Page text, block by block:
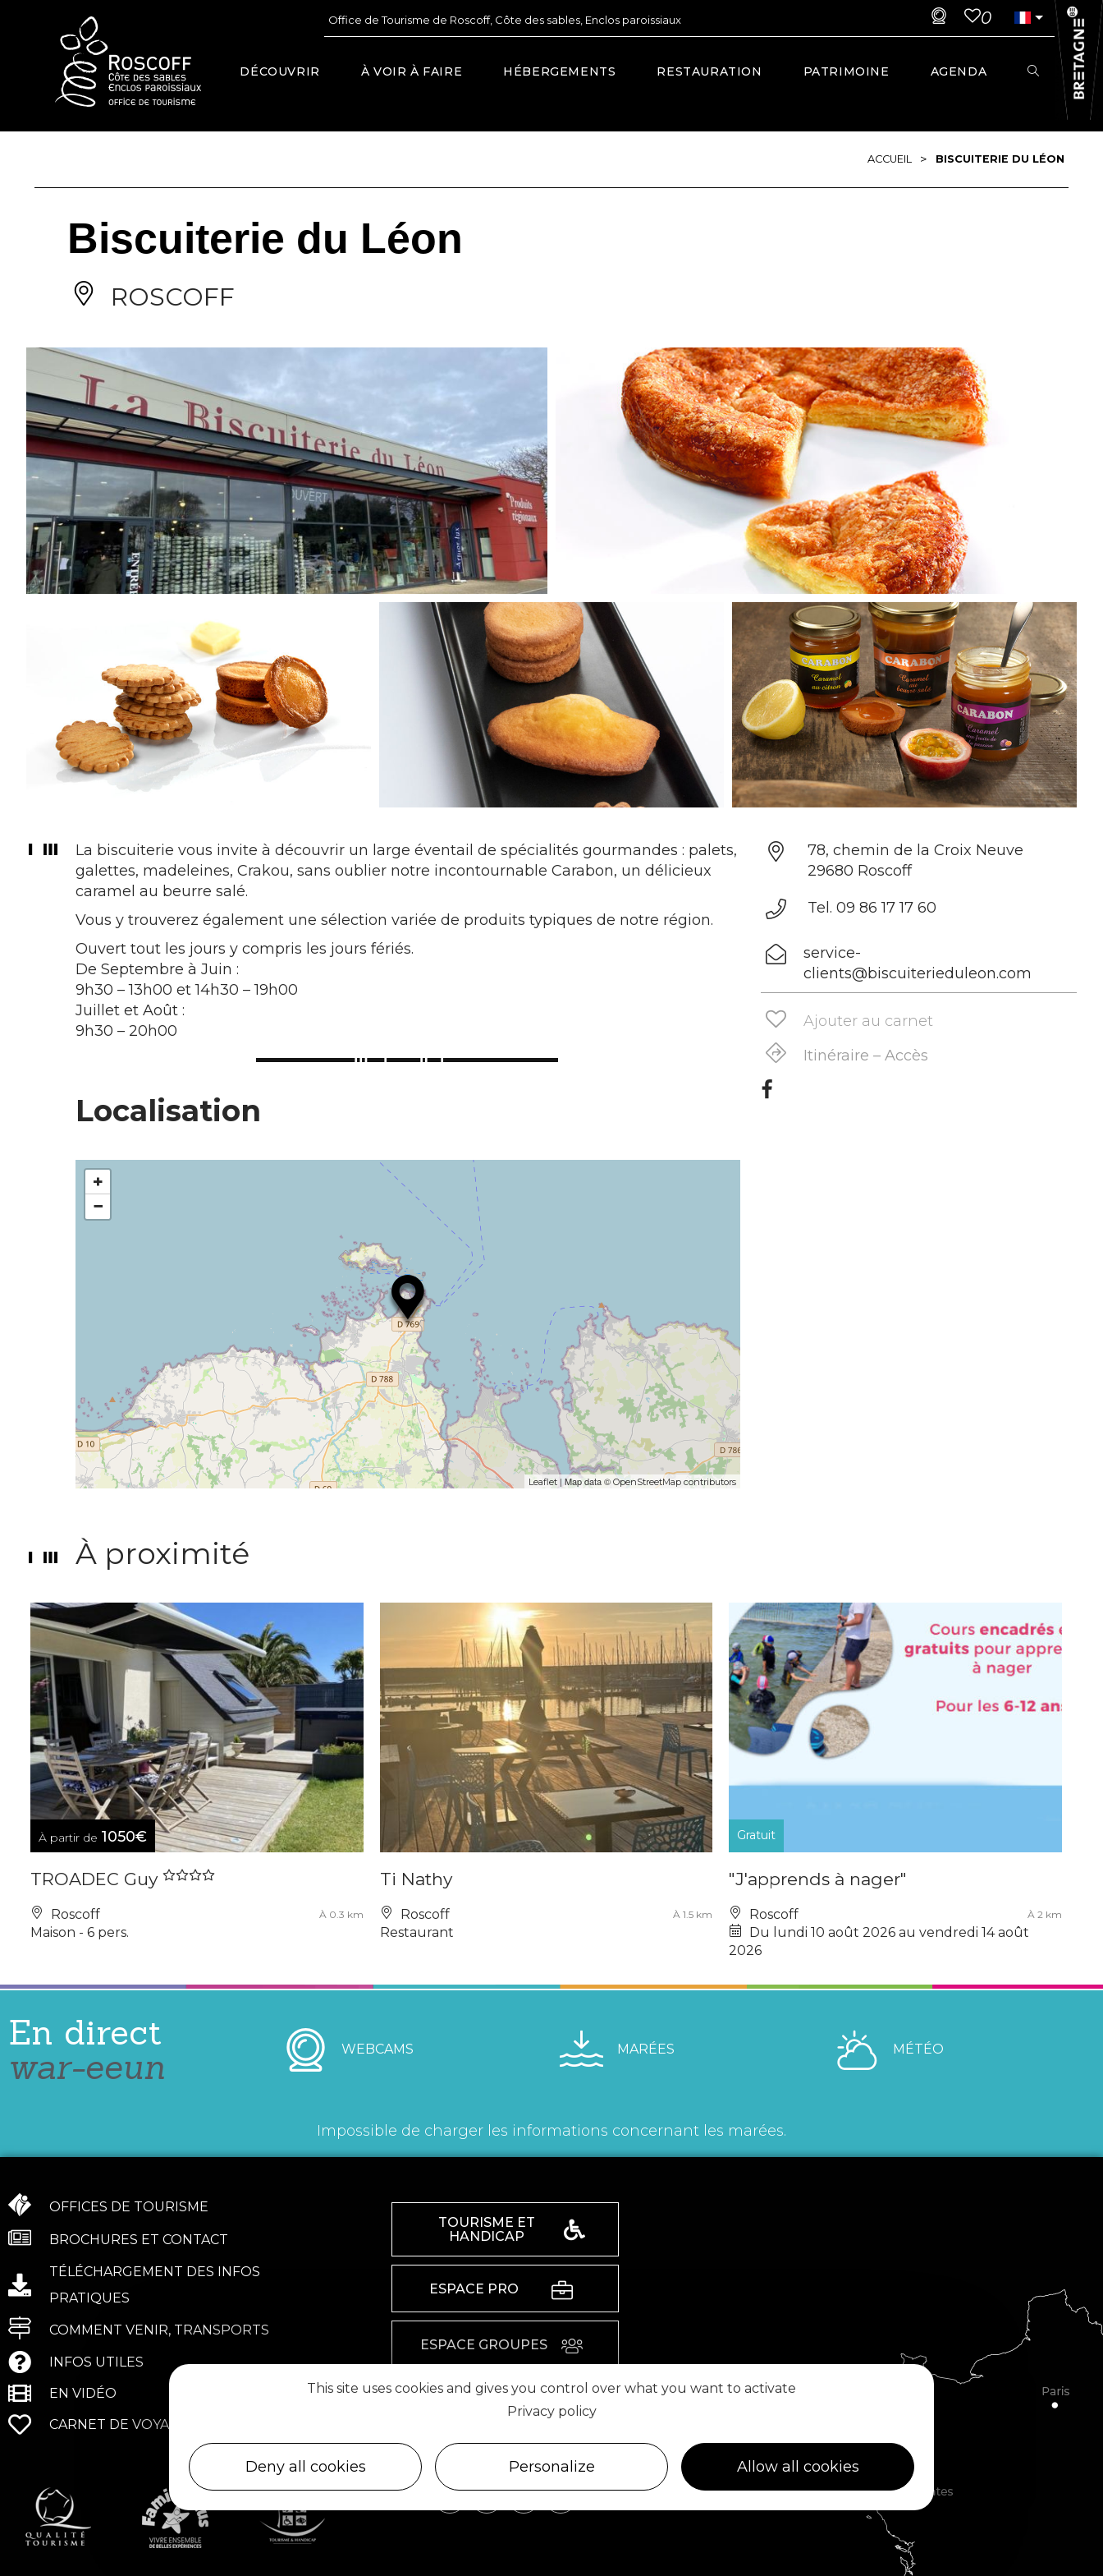
Office de Tourisme de Roscoff, Côte des sables, Enclos paroissiaux 0
DÉCOUVRIR À VOIR À FAIRE HÉBERGEMENTS RESTAURATION PATRIMOINE AGENDA
ACCUEIL > BISCUITERIE DU LÉON
Biscuiterie du Léon
ROSCOFF
La biscuiterie vous invite à découvrir un large éventail de spécialités gourmandes : palets,
galettes, madeleines, Crakou, sans oublier notre incontournable Carabon, un délicieux
caramel au beurre salé.
Vous y trouverez également une sélection variée de produits typiques de notre région.
Ouvert tout les jours y compris les jours fériés.
De Septembre à Juin :
9h30 – 13h00 et 14h30 – 19h00
Juillet et Août :
9h30 – 20h00
Localisation
+
−
Leaflet | Map data ©OpenStreetMap contributors
78, chemin de la Croix Neuve
29680 Roscoff
Tel. 09 86 17 17 60
service-
clients@biscuiterieduleon.com
Ajouter au carnet
Itinéraire – Accès
À proximité
À partir de 1050€
TROADEC Guy
Roscoff À 0.3 km
Maison - 6 pers.
Ti Nathy
Roscoff À 1.5 km
Restaurant
Gratuit
"J'apprends à nager"
Roscoff À 2 km
Du lundi 10 août 2026 au vendredi 14 août
2026
En direct
war-eeun WEBCAMS MARÉES MÉTÉO
Impossible de charger les informations concernant les marées.
OFFICES DE TOURISME
BROCHURES ET CONTACT
TÉLÉCHARGEMENT DES INFOS
PRATIQUES
COMMENT VENIR, TRANSPORTS
INFOS UTILES
EN VIDÉO
CARNET DE VOYAGE
TOURISME ET
HANDICAP
ESPACE PRO
ESPACE GROUPES
ESPACE PRESSE
RETROUVEZ-NOUS SUR
This site uses cookies and gives you control over what you want to activate
Privacy policy
Allow all cookies
Personalize
Deny all cookies